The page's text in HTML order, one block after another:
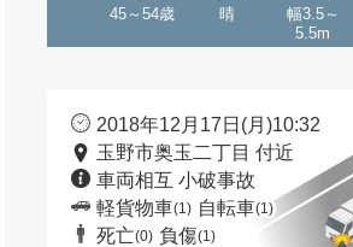
45～54歳 晴
幅3.5～
5.5m
2018年12月17日(月)10:32
玉野市奥玉二丁目 付近
車両相互 小破事故
軽貨物車(1) 自転車(1)
死亡(0) 負傷(1)